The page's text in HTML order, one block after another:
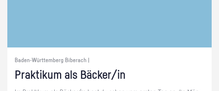
Baden-Württemberg Biberach |
Prak­ti­kum als Bä­cker/in